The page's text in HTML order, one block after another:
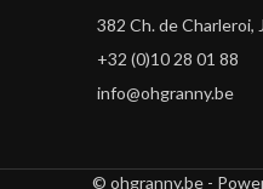
382 Ch. de Charleroi,
+32 (0)10 28 01 88
info@ohgranny.be
© ohgranny.be -